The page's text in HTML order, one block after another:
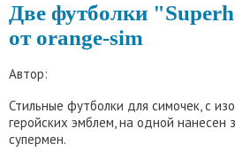
Две футболки
от orange-sim
Автор:
Стильные футболки для симочек, с
геройских эмблем, на одной нанесен
супермен.